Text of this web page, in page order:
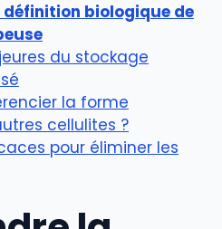
définition biologique de
du stockage
la forme
cellulites ?
pour éliminer les